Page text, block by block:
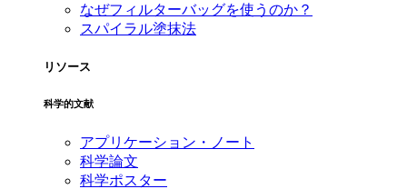
なぜフィルターバッグを使うのか？
スパイラル塗抹法
リソース
科学的文献
アプリケーション・ノート
科学論文
科学ポスター